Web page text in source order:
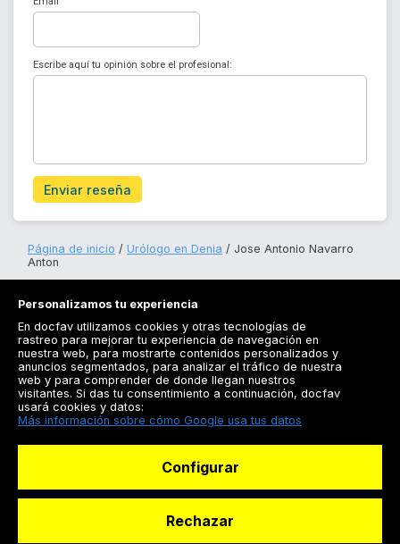
Escribe aquí tu opinión sobre el profesional:
Enviar reseña
Página de inicio Urólogo en Denia
Jose Antonio Navarro
Anton
Registrarse
Docfav
Personalizamos tu experiencia
En docfav utilizamos cookies y otras tecnologías de
rastreo para mejorar tu experiencia de navegación en
nuestra web, para mostrarte contenidos personalizados y
anuncios segmentados, para analizar el tráfico de nuestra
web y para comprender de donde llegan nuestros
visitantes. Si das tu consentimiento a continuación, docfav
usará cookies y datos:
Más información sobre cómo Google usa tus datos
Configurar
Rechazar